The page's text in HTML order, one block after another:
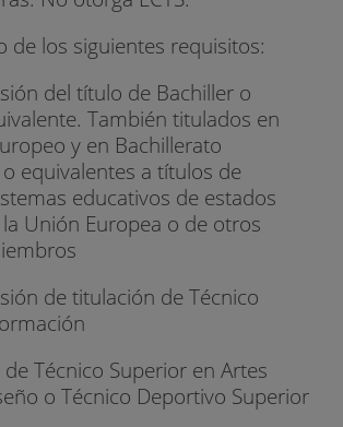
de los siguientes requisitos:
del título de Bachiller o
También titulados en
y en Bachillerato
equivalentes a títulos de
educativos de estados
Unión Europea o de otros
de titulación de Técnico
Técnico Superior en Artes
o Técnico Deportivo Superior